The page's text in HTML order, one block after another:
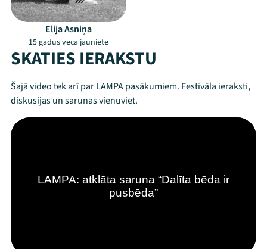
Festivāls
Elija Asniņa
15 gadus veca jauniete
SKATIES IERAKSTU
Šajā video tek arī par LAMPA pasākumiem. Festivāla ieraksti,
diskusijas un sarunas vienuviet.